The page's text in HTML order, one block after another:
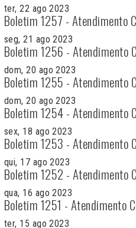
ter, 22 ago 2023
Boletim 1257 - Atendimento
seg, 21 ago 2023
Boletim 1256 - Atendimento
dom, 20 ago 2023
Boletim 1255 - Atendimento
dom, 20 ago 2023
Boletim 1254 - Atendimento
sex, 18 ago 2023
Boletim 1253 - Atendimento
qui, 17 ago 2023
Boletim 1252 - Atendimento
qua, 16 ago 2023
Boletim 1251 - Atendimento
ter, 15 ago 2023